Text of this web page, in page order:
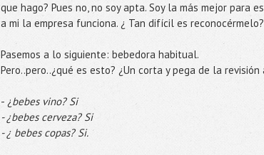
que hago? Pues no, no soy apta. Soy la más mejor para
a mi la empresa funciona. ¿ Tan difícil es reconocérmelo?
Pasemos a lo siguiente: bebedora habitual.
Pero..pero..¿qué es esto? ¿Un corta y pega de la
- ¿bebes vino? Si
- ¿bebes cerveza? Si
- ¿ bebes copas? Si.